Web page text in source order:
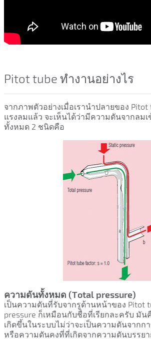
Pitot tube ทำงานอย่างไร
จากภาพตัวอย่างเมื่อเรานำปลายของ Pitot
แรงลมแล้ว จะเห็นได้ว่ามีความดันจากลมเ
ทั้งหมด 2 ชนิดคือ
ความดันทั้งหมด (Total pressure)
เป็นความดันที่รับจากรูด้านหน้าของ Pitot
pressure ก็เหมือนกับชื่อที่เรียกละครับ มั
เกิดขึ้นในระบบไม่ว่าจะเป็นความดันจากก
หรือความดันคงที่ที่เกิดจากความดันบรรย